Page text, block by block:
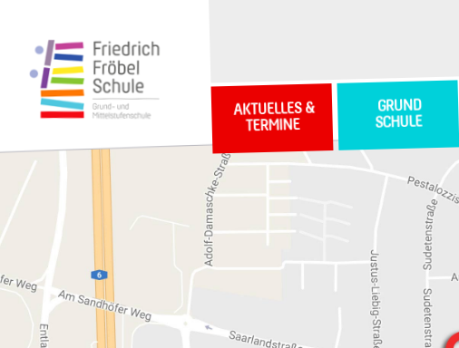
AKTUELLES &
TERMINE
GRUND
SCHULE